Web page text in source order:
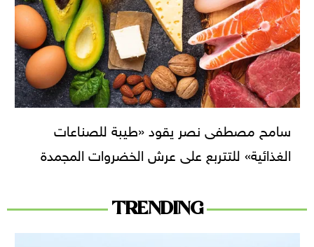
سامح مصطفى نصر يقود «طيبة للصناعات
الغذائية» للتتربع على عرش الخضروات المجمدة
TRENDING